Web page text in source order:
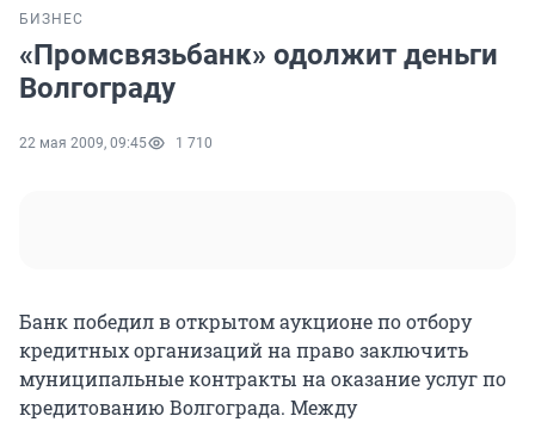
БИЗНЕС
«Промсвязьбанк» одолжит деньги
Волгограду
22 мая 2009, 09:45 1 710
Банк победил в открытом аукционе по отбору
кредитных организаций на право заключить
муниципальные контракты на оказание услуг по
кредитованию Волгограда. Между